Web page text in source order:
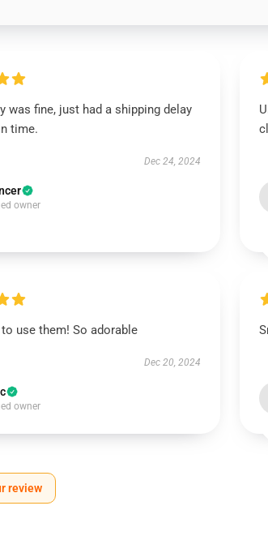
was fine, just had a shipping delay
time.
Dec 24, 2024
owner
to use them! So adorable
Dec 20, 2024
owner
review